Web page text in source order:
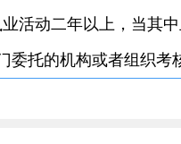
活动二年以上，当其
委托的机构或者组织考